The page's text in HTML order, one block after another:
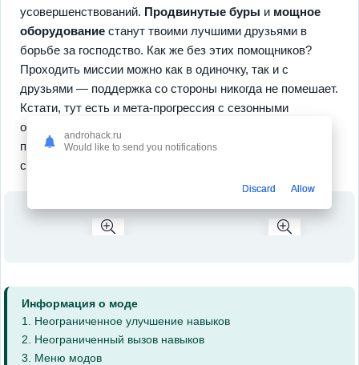
усовершенствований. Продвинутые буры и мощное
оборудование станут твоими лучшими друзьями в
борьбе за господство. Как же без этих помощников?
Проходить миссии можно как в одиночку, так и с
друзьями — поддержка cо стороны никогда не помешает.
Кстати, тут есть и мета-прогрессия с сезонными
обновлениями. Погрузись в это захватывающее
приключение и вернись снова — тебя ждет еще немало
сюрпризов!
Информация о моде
1. Неограниченное улучшение навыков
2. Неограниченный вызов навыков
3. Меню модов
androhack.ru
Would like to send you notifications
Discard Allow